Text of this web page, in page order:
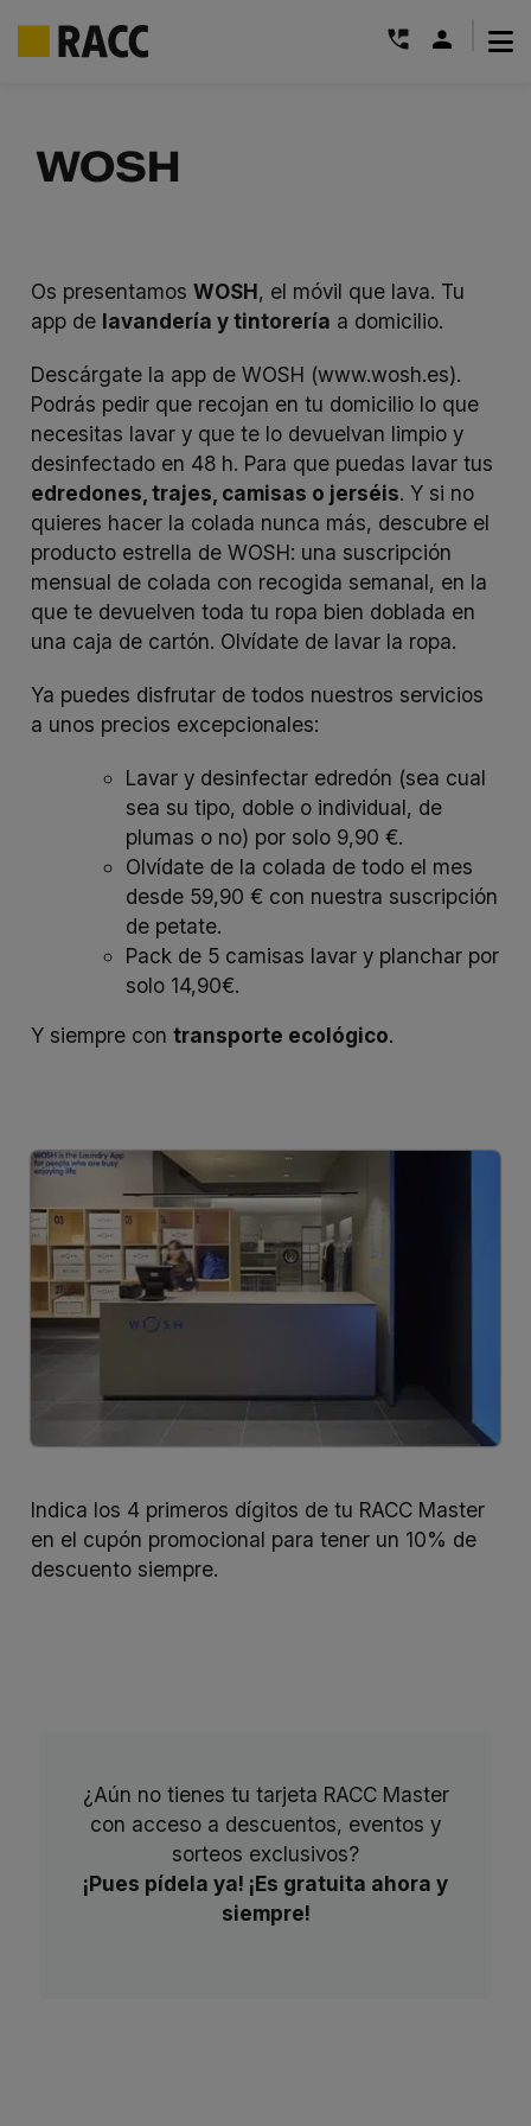
contenido
WOSH
Os presentamos WOSH, el móvil que lava. Tu
app de lavandería y tintorería a domicilio.
Descárgate la app de WOSH (www.wosh.es).
Podrás pedir que recojan en tu domicilio lo que
necesitas lavar y que te lo devuelvan limpio y
desinfectado en 48 h. Para que puedas lavar tus
edredones, trajes, camisas o jerséis. Y si no
quieres hacer la colada nunca más, descubre el
producto estrella de WOSH: una suscripción
mensual de colada con recogida semanal, en la
que te devuelven toda tu ropa bien doblada en
una caja de cartón. Olvídate de lavar la ropa.
Ya puedes disfrutar de todos nuestros servicios
a unos precios excepcionales:
Lavar y desinfectar edredón (sea cual
sea su tipo, doble o individual, de
plumas o no) por solo 9,90 €.
Olvídate de la colada de todo el mes
desde 59,90 € con nuestra suscripción
de petate.
Pack de 5 camisas lavar y planchar por
solo 14,90€.
Y siempre con transporte ecológico.
Indica los 4 primeros dígitos de tu RACC Master
en el cupón promocional para tener un 10% de
descuento siempre.
¿Aún no tienes tu tarjeta RACC Master
con acceso a descuentos, eventos y
sorteos exclusivos?
¡Pues pídela ya! ¡Es gratuita ahora y
siempre!